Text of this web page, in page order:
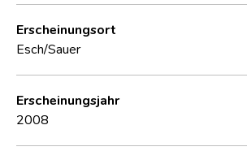
Erscheinungsort
Esch/Sauer
Erscheinungsjahr
2008